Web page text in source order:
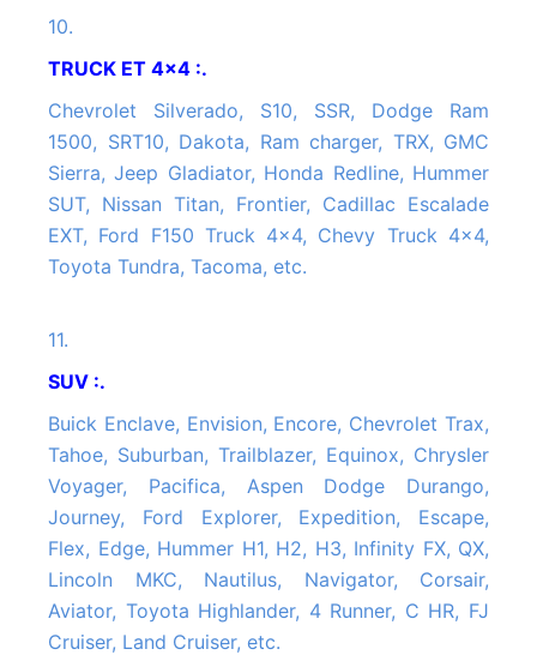
10.
TRUCK ET 4x4 :.
Chevrolet Silverado, S10, SSR, Dodge Ram
1500, SRT10, Dakota, Ram charger, TRX, GMC
Sierra, Jeep Gladiator, Honda Redline, Hummer
SUT, Nissan Titan, Frontier, Cadillac Escalade
EXT, Ford F150 Truck 4x4, Chevy Truck 4x4,
Toyota Tundra, Tacoma, etc.
11.
SUV :.
Buick Enclave, Envision, Encore, Chevrolet Trax,
Tahoe, Suburban, Trailblazer, Equinox, Chrysler
Voyager, Pacifica, Aspen Dodge Durango,
Journey, Ford Explorer, Expedition, Escape,
Flex, Edge, Hummer H1, H2, H3, Infinity FX, QX,
Lincoln MKC, Nautilus, Navigator, Corsair,
Aviator, Toyota Highlander, 4 Runner, C HR, FJ
Cruiser, Land Cruiser, etc.